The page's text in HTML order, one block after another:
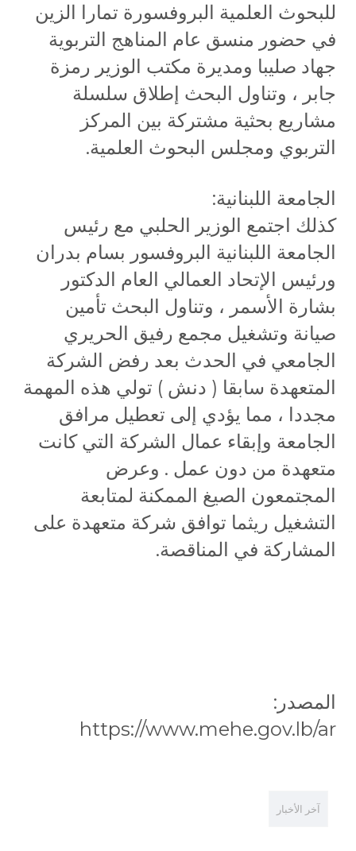
للبحوث العلمية البروفسورة تمارا الزين
في حضور منسق عام المناهج التربوية
جهاد صليبا ومديرة مكتب الوزير رمزة
جابر ، وتناول البحث إطلاق سلسلة
مشاريع بحثية مشتركة بين المركز
التربوي ومجلس البحوث العلمية.
الجامعة اللبنانية:
كذلك اجتمع الوزير الحلبي مع رئيس
الجامعة اللبنانية البروفسور بسام بدران
ورئيس الإتحاد العمالي العام الدكتور
بشارة الأسمر ، وتناول البحث تأمين
صيانة وتشغيل مجمع رفيق الحريري
الجامعي في الحدث بعد رفض الشركة
المتعهدة سابقا ( دنش ) تولي هذه المهمة
مجددا ، مما يؤدي إلى تعطيل مرافق
الجامعة وإبقاء عمال الشركة التي كانت
متعهدة من دون عمل . وعرض
المجتمعون الصيغ الممكنة لمتابعة
التشغيل ريثما توافق شركة متعهدة على
المشاركة في المناقصة.
المصدر:
https://www.mehe.gov.lb/ar
آخر الأخبار